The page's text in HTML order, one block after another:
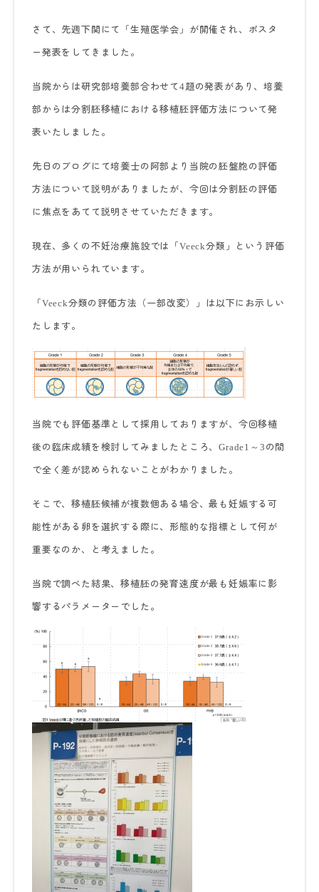
さて、先週下関にて「生殖医学会」が開催され、ポスタ
ー発表をしてきました。
当院からは研究部培養部合わせて 4題の発表があり、培養
部からは分割胚移植における移植胚評価方法について発
表いたしました。
先日のブログにて培養士の阿部より当院の胚盤胞の評価
方法について説明がありましたが、今回は分割胚の評価
に焦点をあてて説明させていただきます。
現在、多くの不妊治療施設では「Veeck分類」という評価
方法が用いられています。
「Veeck分類の評価方法（一部改変）」は以下にお示しい
たします。
当院でも評価基準として採用しておりますが、今回移植
後の臨床成績を検討してみましたところ、Grade1 ～ 3 の間
で全く差が認められないことがわかりました。
そこで、移植胚候補が複数個ある場合、最も妊娠する可
能性がある卵を選択する際に、形態的な指標として何が
重要なのか、と考えました。
当院で調べた結果、移植胚の発育速度が最も妊娠率に影
響するパラメーターでした。